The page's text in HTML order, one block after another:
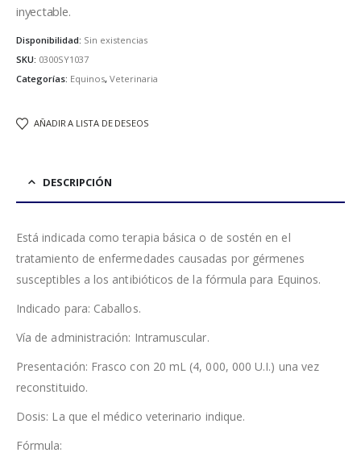
inyectable.
Disponibilidad: Sin existencias
SKU: 0300SY1037
Categorías: Equinos, Veterinaria
AÑADIR A LISTA DE DESEOS
DESCRIPCIÓN
Está indicada como terapia básica o de sostén en el
tratamiento de enfermedades causadas por gérmenes
susceptibles a los antibióticos de la fórmula para Equinos.
Indicado para: Caballos.
Vía de administración: Intramuscular.
Presentación: Frasco con 20 mL (4, 000, 000 U.I.) una vez
reconstituido.
Dosis: La que el médico veterinario indique.
Fórmula: